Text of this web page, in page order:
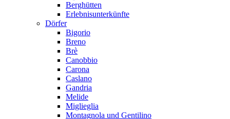
Berghütten
Erlebnisunterkünfte
Dörfer
Bigorio
Breno
Brè
Canobbio
Carona
Caslano
Gandria
Melide
Miglieglia
Montagnola und Gentilino